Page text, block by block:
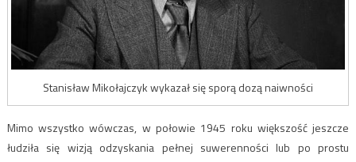
Stanisław Mikołajczyk wykazał się sporą dozą naiwności
Mimo wszystko wówczas, w połowie 1945 roku większość jeszcze
łudziła się wizją odzyskania pełnej suwerenności lub po prostu